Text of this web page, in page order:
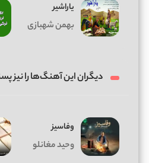
یاراشیر
بهمن شهبازی
دیگران این آهنگ‌ها را نیز
وفاسیز
وحید مغانلو